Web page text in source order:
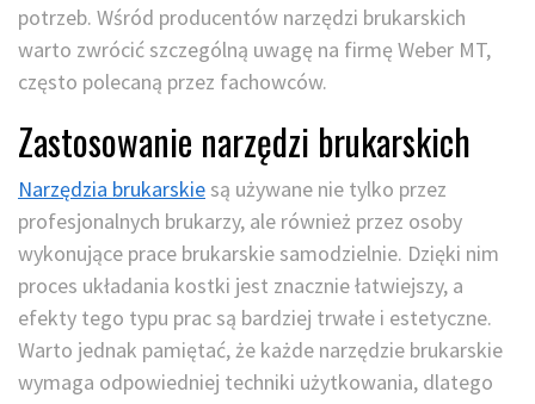
potrzeb. Wśród producentów narzędzi brukarskich
warto zwrócić szczególną uwagę na firmę Weber MT,
często polecaną przez fachowców.
Zastosowanie narzędzi brukarskich
Narzędzia brukarskie są używane nie tylko przez
profesjonalnych brukarzy, ale również przez osoby
wykonujące prace brukarskie samodzielnie. Dzięki nim
proces układania kostki jest znacznie łatwiejszy, a
efekty tego typu prac są bardziej trwałe i estetyczne.
Warto jednak pamiętać, że każde narzędzie brukarskie
wymaga odpowiedniej techniki użytkowania, dlatego